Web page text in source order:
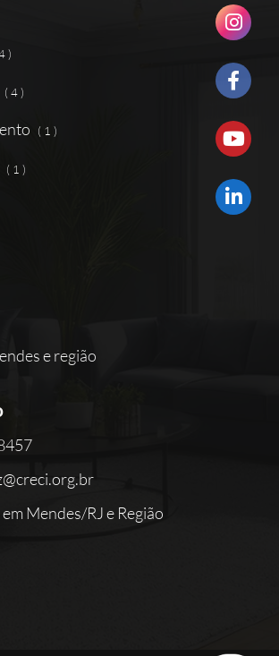
)
( 4 )
( 1 )
( 1 )
e região
Mendes/RJ e Região